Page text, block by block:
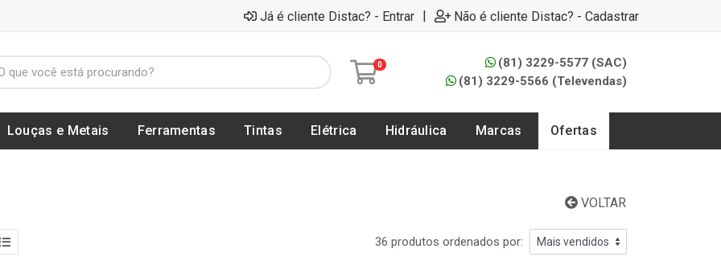
Já é cliente Distac? - Entrar | Não é cliente Distac? - Cadastrar
0
(81) 3229-5577 (SAC)
(81) 3229-5566 (Televendas)
Louças e Metais Ferramentas Tintas Elétrica Hidráulica Marcas Ofertas
VOLTAR
36 produtos ordenados por: